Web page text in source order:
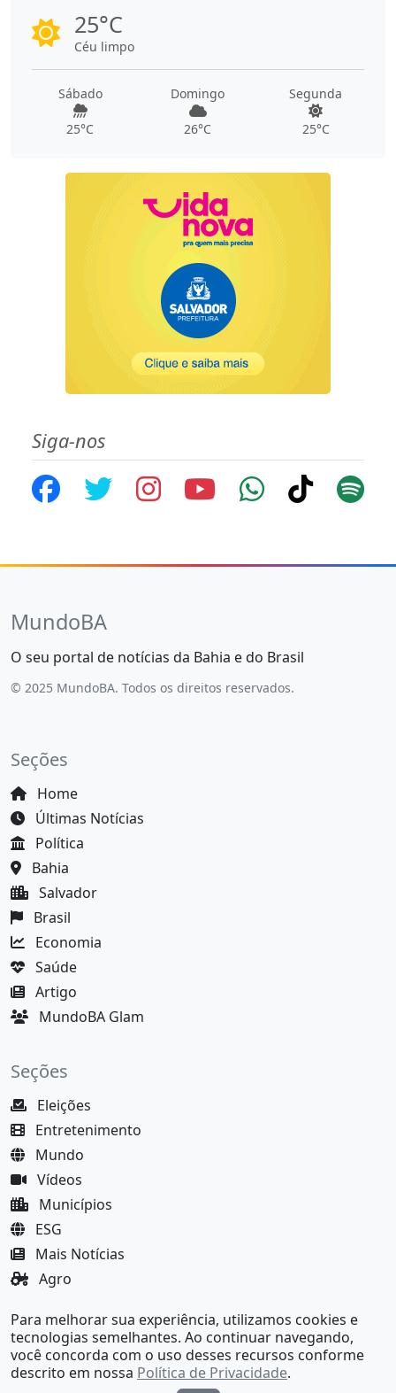
25°C
Céu limpo
Sábado
25°C
Domingo
26°C
Segunda
25°C
Siga-nos
MundoBA
O seu portal de notícias da Bahia e do Brasil
© 2025 MundoBA. Todos os direitos reservados.
Seções
Home
Últimas Notícias
Política
Bahia
Salvador
Brasil
Economia
Saúde
Artigo
MundoBA Glam
Seções
Eleições
Entretenimento
Mundo
Vídeos
Municípios
ESG
Mais Notícias
Agro
MundoBA Black
Para melhorar sua experiência, utilizamos cookies e
tecnologias semelhantes. Ao continuar navegando,
você concorda com o uso desses recursos conforme
descrito em nossa Política de Privacidade.